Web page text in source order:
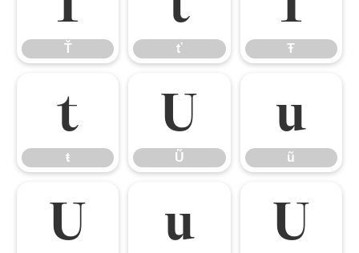
Ť ť Ŧ
ŧ
ŧ
Ũ
Ũ
ũ
ũ
Ū ū Ŭ